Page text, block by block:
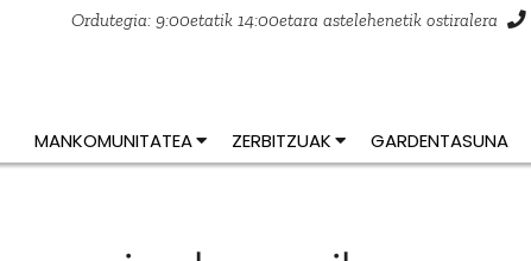
Ordutegia: 9:00etatik 14:00etara astelehenetik ostiralera
MANKOMUNITATEA ZERBITZUAK GARDENTASUNA